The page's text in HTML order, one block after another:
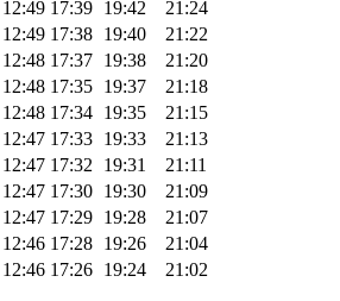
12:49 17:39 19:42
21:24
12:49 17:38 19:40
21:22
12:48 17:37 19:38
21:20
12:48 17:35 19:37
21:18
12:48 17:34 19:35
21:15
12:47 17:33 19:33
21:13
12:47 17:32 19:31
21:11
12:47 17:30 19:30
21:09
12:47 17:29 19:28
21:07
12:46 17:28 19:26
21:04
12:46 17:26 19:24 21:02